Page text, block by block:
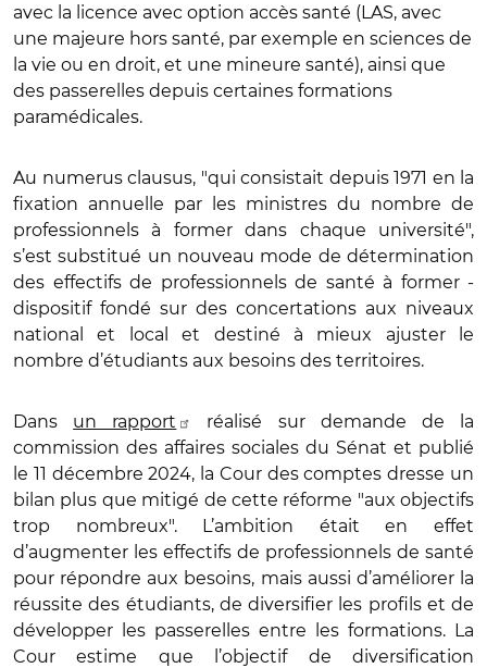
avec la licence avec option accès santé (LAS, avec
une majeure hors santé, par exemple en sciences de
la vie ou en droit, et une mineure santé), ainsi que
des passerelles depuis certaines formations
paramédicales.
Au numerus clausus, "qui consistait depuis 1971 en la
fixation annuelle par les ministres du nombre de
professionnels à former dans chaque université",
s’est substitué un nouveau mode de détermination
des effectifs de professionnels de santé à former -
dispositif fondé sur des concertations aux niveaux
national et local et destiné à mieux ajuster le
nombre d’étudiants aux besoins des territoires.
Dans un rapport
réalisé sur demande de la
commission des affaires sociales du Sénat et publié
le 11 décembre 2024, la Cour des comptes dresse un
bilan plus que mitigé de cette réforme "aux objectifs
trop nombreux". L’ambition était en effet
d’augmenter les effectifs de professionnels de santé
pour répondre aux besoins, mais aussi d’améliorer la
réussite des étudiants, de diversifier les profils et de
développer les passerelles entre les formations. La
Cour estime que l’objectif de diversification